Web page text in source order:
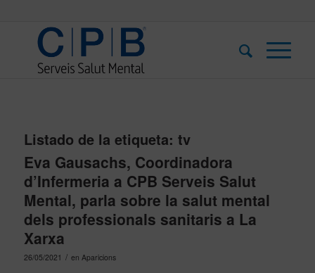
Listado de la etiqueta: tv
Eva Gausachs, Coordinadora
d’Infermeria a CPB Serveis Salut
Mental, parla sobre la salut mental
dels professionals sanitaris a La
Xarxa
26/05/2021 / en Aparicions